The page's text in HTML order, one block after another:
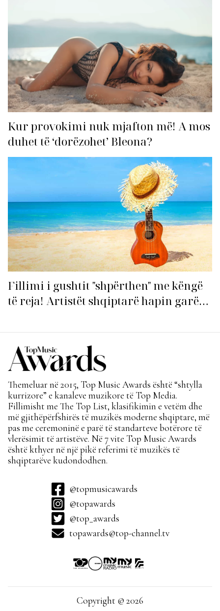
Kur provokimi nuk mjafton më! A mos
duhet të ‘dorëzohet’ Bleona?
Fillimi i gushtit "shpërthen" me këngë
të reja! Artistët shqiptarë hapin garën
Themeluar në 2015, Top Music Awards është “shtylla
kurrizore” e kanaleve muzikore të Top Media.
Fillimisht me The Top List, klasifikimin e vetëm dhe
më gjithëpërfshirës të muzikës moderne shqiptare, më
pas me ceremoninë e parë të standarteve botërore të
vlerësimit të artistëve. Në 7 vite Top Music Awards
është kthyer në një pikë referimi të muzikës të
shqiptarëve kudondodhen.
@topmusicawards
@topawards
@top_awards
topawards@top-channel.tv
Copyright © 2026